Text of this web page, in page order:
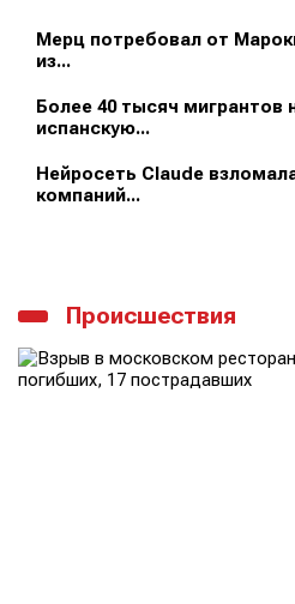
Мерц потребовал от
из...
Более 40 тысяч мигрантов
испанскую...
Нейросеть Claude
компаний...
Происшествия